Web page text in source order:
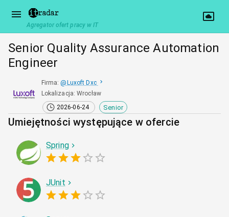
Agregator ofert pracy w IT
Senior Quality Assurance Automation
Engineer
Firma: @ Luxoft Dxc
Lokalizacja:Wrocław
2026-06-24
Senior
Umiejętności występujące w ofercie
Spring
JUnit